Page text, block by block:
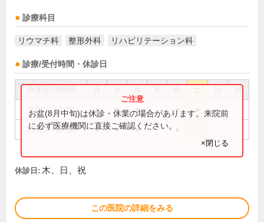
診療科目
リウマチ科 整形外科 リハビリテーション科
診療/受付時間・休診日
祝
9:00～12:30 ● ● ● ●
15:00～17:30 ● ● ●
お盆(8月中旬)は休診・休業の場合があります。来院前
に必ず医療機関に直接ご確認ください。
×閉じる
休診日: 木、日、祝
この医院の詳細をみる